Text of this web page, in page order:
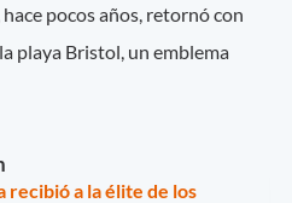
pocos años, retornó con
playa Bristol, un emblema
recibió a la élite de los